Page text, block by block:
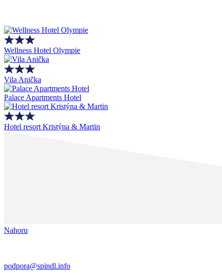
Wellness Hotel Olympie
Vila Anička
Palace Apartments Hotel
Hotel resort Kristýna & Martin
Nahoru
podpora@spindl.info